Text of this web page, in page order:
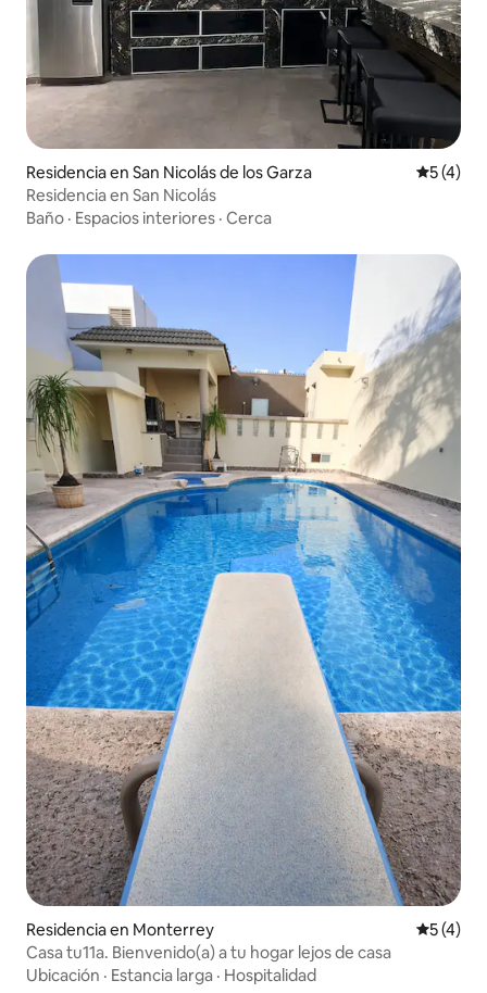
Residencia en San Nicolás de los Garza
5 (4)
Residencia en San Nicolás
Baño · Espacios interiores · Cerca
Residencia en Monterrey
5 (4)
Casa tu11a. Bienvenido(a) a tu hogar lejos de casa
Ubicación · Estancia larga · Hospitalidad